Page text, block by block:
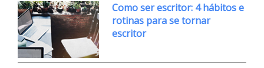
Como ser escritor: 4 hábitos e
rotinas para se tornar
escritor